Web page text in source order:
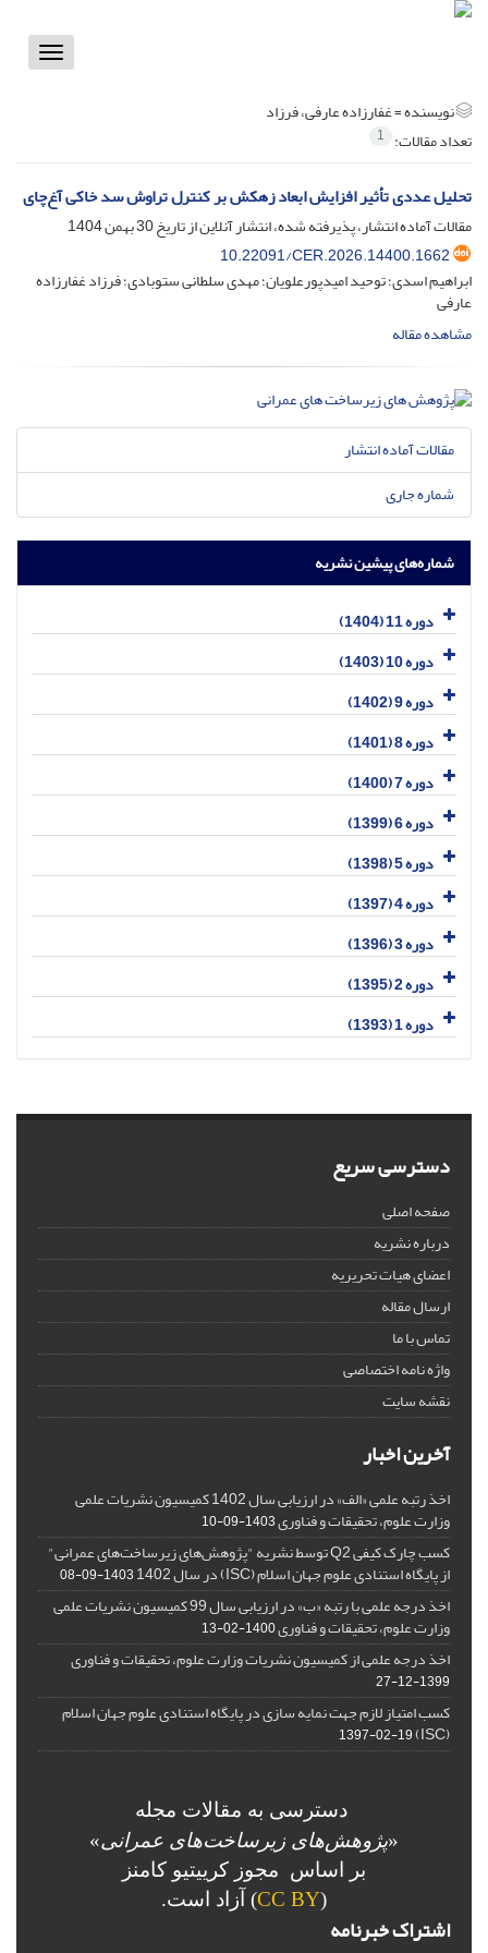
Toggle
نویسنده =غفارزاده عارفی، فرزاد
تعداد مقالات: 1
تحلیل عددی تأثیر افزایش ابعاد زهکش بر کنترل تراوش سد خاکی آغ‌چای
مقالات آماده انتشار، پذیرفته شده، انتشار آنلاین از تاریخ30 بهمن 1404
10.22091/CER.2026.14400.1662
ابراهیم اسدی؛ توحید امیدپورعلویان؛ مهدی سلطانی ستوبادی؛ فرزاد غفارزاده
عارفی
مشاهده مقاله
مقالات آماده انتشار
شماره جاری
شماره‌های پیشین نشریه
دوره 11 (1404)
دوره 10 (1403)
دوره 9 (1402)
دوره 8 (1401)
دوره 7 (1400)
دوره 6 (1399)
دوره 5 (1398)
دوره 4 (1397)
دوره 3 (1396)
دوره 2 (1395)
دوره 1 (1393)
دسترسی سریع
صفحه اصلی
درباره نشریه
اعضای هیات تحریریه
ارسال مقاله
تماس با ما
واژه نامه اختصاصی
نقشه سایت
آخرین اخبار
اخذ رتبه علمی «الف» در ارزیابی سال 1402 کمیسیون نشریات علمی
وزارت علوم، تحقیقات و فناوری1403-09-10
کسب چارک کیفی Q2 توسط نشریه "پژوهش‌های زیرساخت‌های عمرانی"
از پایگاه استنادی علوم جهان اسلام (ISC) در سال 1402 1403-09-08
اخذ درجه علمی با رتبه «ب» در ارزیابی سال 99 کمیسیون نشریات علمی
وزارت علوم، تحقیقات و فناوری1400-02-13
اخذ درجه علمی از کمیسیون نشریات وزارت علوم، تحقیقات و فناوری
1399-12-27
کسب امتیاز لازم جهت نمایه سازی در پایگاه استنادی علوم جهان اسلام
(ISC)
1397-02-19
دسترسی به مقالات مجله
«پژوهش‌های زیرساخت‌های عمرانی»
بر اساس مجوز کرییتیو کامنز
(
CC BY) آزاد است.
اشتراک خبرنامه